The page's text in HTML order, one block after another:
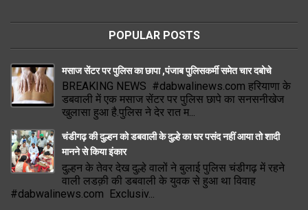
POPULAR POSTS
मसाज सेंटर पर पुलिस का छापा ,पंजाब पुलिसकर्मी समेत चार दबोचे
BREAKING NEWS #dabwalinews.com हरियाणा के
डबवाली में एक मसाज सेंटर पर पुलिस छापे का सनसनीखेज
खुलासा हुआ है.पुलिस ने देर रात म...
चंडीगढ़ की दुल्हन को डबवाली के दुल्हे का घर पसंद नहीं आया तो शादी
मानने से किया इंकार
दुल्हन के तेवर देख दुल्हे वालों ने बुलाई पुलिस चंडीगढ़ में रहने
वाली लडक़ी की डबवाली के युवक से हुआ था विवाह
#dabwalinews.com Exclusiv...